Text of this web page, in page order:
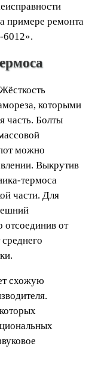
примере ремонта
6012».
которыми
часть. Болты
можно
Выкрутив
термоса
части. Для
отсоединив от
схожую